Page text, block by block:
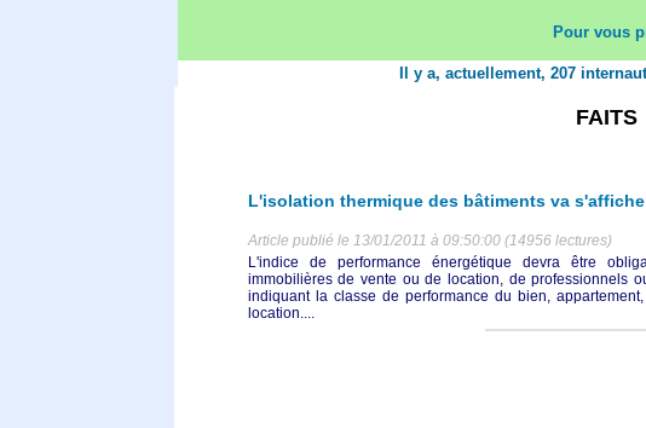
Pour vous
Il y a, actuellement, 207
FAITS
L'isolation thermique des bâtiments va
Article publié le 13/01/2011 à 09:50:00 (14956 lectures)
L'indice de performance énergétique devra être
immobilières de vente ou de location, de professionnels
indiquant la classe de performance du bien,
location....